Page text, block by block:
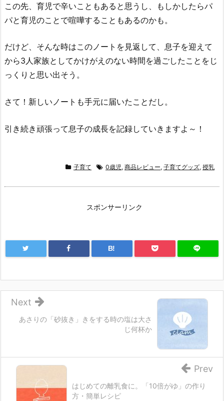
この先、育児で辛いこともあると思うし、もしかしたらパ
パと育児のことで喧嘩することもあるのかも。
だけど、そんな時はこのノートを見返して、息子を迎えて
から3人家族としてかけがえのない時間を過ごしたことをじ
っくりと思い出そう。
さて！新しいノートも手元に届いたことだし。
引き続き頑張って息子の成長を記録していきますよ～！
子育て 0歳児, 商品レビュー, 子育てグッズ, 授乳
スポンサーリンク
B!
あさりの「砂抜き」きをする時の塩は大さ
じ何杯か
Next
はじめての離乳食に。「10倍がゆ」の作り
方・簡単レシピ
Prev